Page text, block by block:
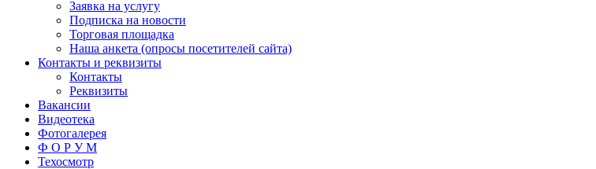
Заявка на услугу
Подписка на новости
Торговая площадка
Наша анкета (опросы посетителей сайта)
Контакты и реквизиты
Контакты
Реквизиты
Вакансии
Видеотека
Фотогалерея
Ф О Р У М
Техосмотр